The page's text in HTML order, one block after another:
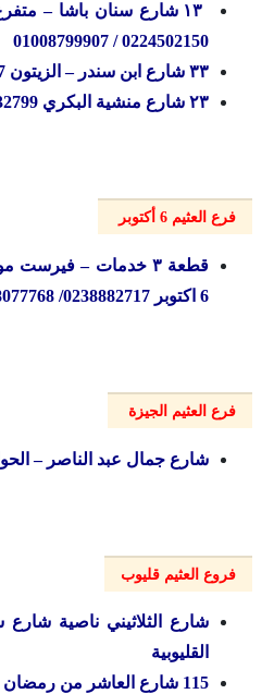
۱۳ شارع سنان باشا –
0224502150 / 01008799907
۳۳ شارع ابن سندر – الزيتون 01008799907
۲۳ شارع منشية البكري 0224532799 / 01092220864
فرع العثيم 6 أكتوبر
قطعة ۳ خدمات –
6 اکتوبر 0238882717/ 01098077768
فرع العثيم الجيزة
شارع جمال عبد الناصر –
فروع العثيم قليوب
شارع الثلاثيني ناصية
القليوبية
115 شارع العاشر من رمضان – القليوبية